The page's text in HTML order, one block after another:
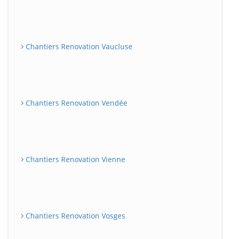
Chantiers Renovation Vaucluse
Chantiers Renovation Vendée
Chantiers Renovation Vienne
Chantiers Renovation Vosges